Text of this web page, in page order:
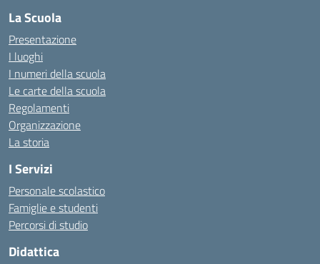
La Scuola
Presentazione
I luoghi
I numeri della scuola
Le carte della scuola
Regolamenti
Organizzazione
La storia
I Servizi
Personale scolastico
Famiglie e studenti
Percorsi di studio
Didattica